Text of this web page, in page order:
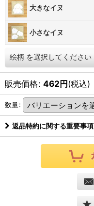
大きなイヌ
小さなイヌ
絵柄 を選択してください
販売価格: 462円(税込)
数量:
返品特約に関する重要事項